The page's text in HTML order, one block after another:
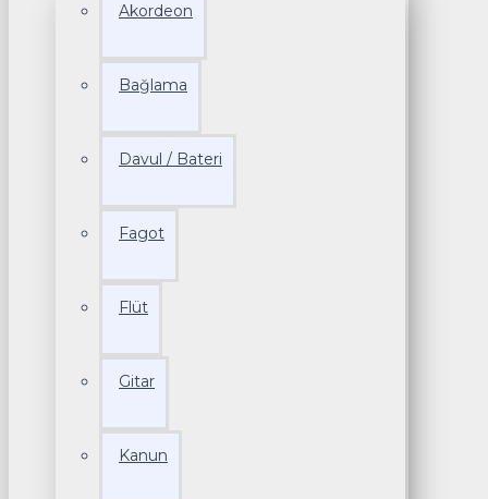
Akordeon
Bağlama
Davul / Bateri
Fagot
Flüt
Gitar
Kanun